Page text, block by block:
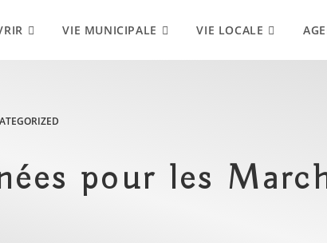
VIE MUNICIPALE VIE LOCALE
pour les